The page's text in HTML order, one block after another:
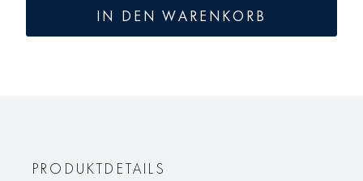
KURLAND
IN DEN WARENKORB
PRODUKTDETAILS